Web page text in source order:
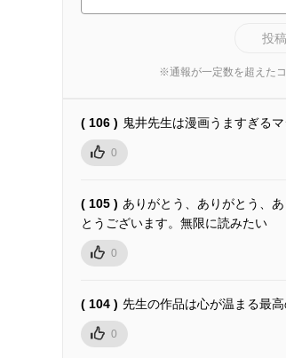
投
※通報が一定数を超えた
( 106 ) 鬼井先生は漫画うますぎる
0
( 105 ) ありがとう、ありがとう、
とうございます。無限に読みたい
0
( 104 ) 先生の作品は心が温まる最
0